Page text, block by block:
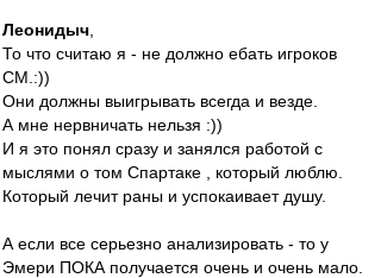
Леонидыч
То что считаю я - не должно ебать игроков
СМ.:))
Они должны выигрывать всегда и везде.
А мне нервничать нельзя :))
И я это понял сразу и занялся работой с
мыслями о том Спартаке , который люблю.
Который лечит раны и успокаивает душу.
А если все серьезно анализировать - то у
Эмери ПОКА получается очень и очень мало.